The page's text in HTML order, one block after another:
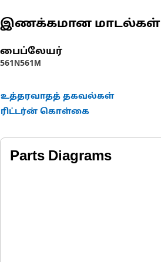
இணக்கமான மாடல்கள்
பைப்லேயர்
561N561M
உத்தரவாதத் தகவல்கள்
ரிட்டர்ன் கொள்கை
Parts Diagrams